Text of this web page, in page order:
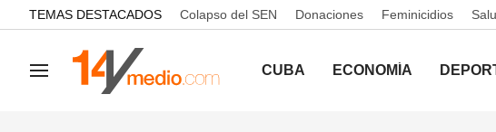
common.go-to-content
TEMAS DESTACADOS Colapso del SEN Donaciones Feminicidios
Navegación CUBA ECONOMÍA